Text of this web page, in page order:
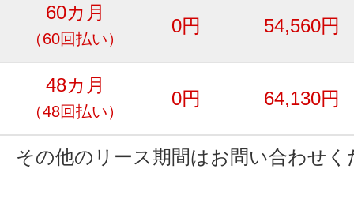
60カ月
（60回払い）
0円 54,560円
48カ月
（48回払い）
0円 64,130円
その他のリース期間はお問い合わせく